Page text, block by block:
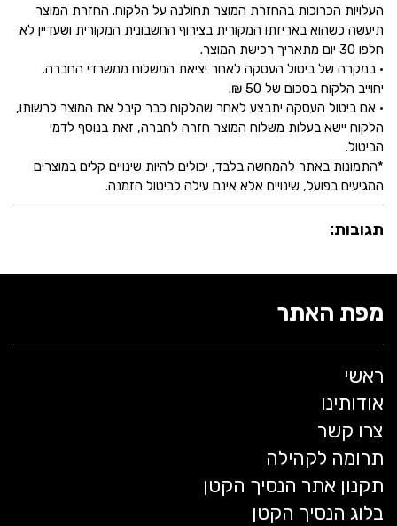
העלויות הכרוכות בהחזרת המוצר תחולנה על הלקוח. החזרת המוצר
תיעשה כשהוא באריזתו המקורית בצירוף החשבונית המקורית ושעדיין לא
חלפו 30 יום מתאריך רכישת המוצר.
• במקרה של ביטול העסקה לאחר יציאת המשלוח ממשרדי החברה,
יחוייב הלקוח בסכום של 50 ₪.
• אם ביטול העסקה יתבצע לאחר שהלקוח כבר קיבל את המוצר לרשותו,
הלקוח יישא בעלות משלוח המוצר חזרה לחברה, זאת בנוסף לדמי
הביטול.
*התמונות באתר להמחשה בלבד, יכולים להיות שינויים קלים במוצרים
המגיעים בפועל, שינויים אלא אינם עילה לביטול הזמנה.
תגובות:
מפת האתר
ראשי
אודותינו
צרו קשר
תרומה לקהילה
תקנון אתר הנסיך הקטן
בלוג הנסיך הקטן